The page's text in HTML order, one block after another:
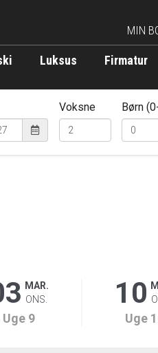
Luksus Firmatur
MIN
Voksne Børn
MAR.
ONS.
Uge 9
10
Uge